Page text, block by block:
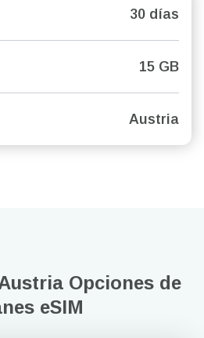
30 días
15 GB
Austria
Opciones de
eSIM